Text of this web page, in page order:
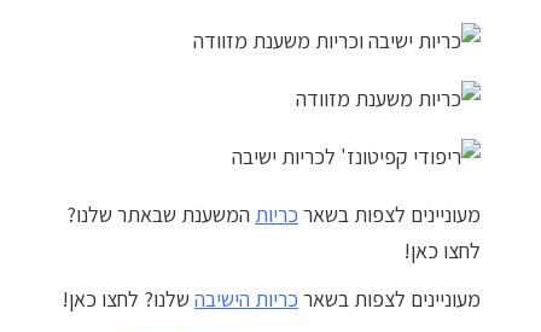
צור קשר
הצהרת נגישות
התחבר / הרשם
מעוניינים לצפות בשאר כריות המשענת שבאתר שלנו?
לחצו כאן!
מעוניינים לצפות בשאר כריות הישיבה שלנו? לחצו כאן!